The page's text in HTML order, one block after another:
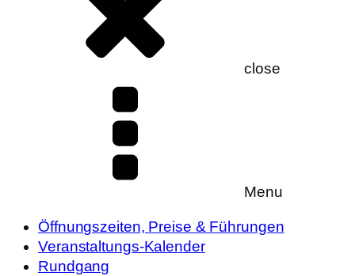
close
Menu
Öffnungszeiten, Preise & Führungen
Veranstaltungs-Kalender
Rundgang